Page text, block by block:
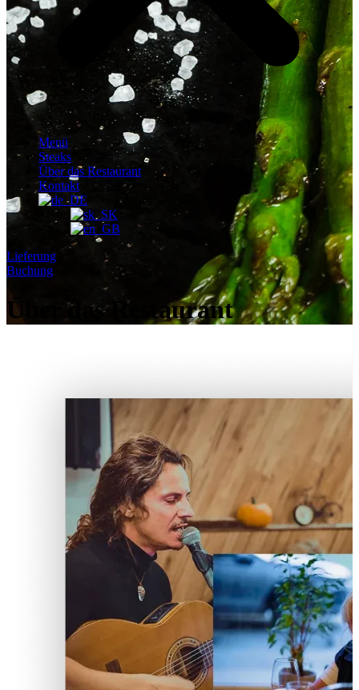
Menü
Steaks
Über das Restaurant
Kontakt
Lieferung
Buchung
Über das Restaurant